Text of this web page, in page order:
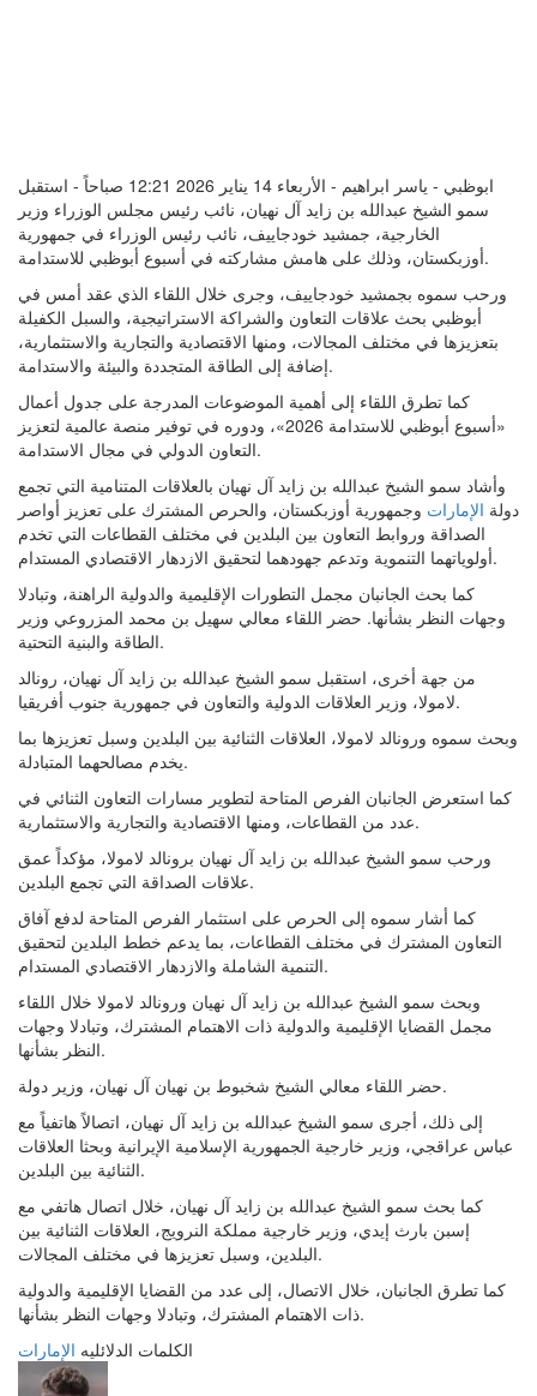
ابوظبي - ياسر ابراهيم - الأربعاء 14 يناير 2026 12:21 صباحاً - استقبل
سمو الشيخ عبدالله بن زايد آل نهيان، نائب رئيس مجلس الوزراء وزير
الخارجية، جمشيد خودجاييف، نائب رئيس الوزراء في جمهورية
أوزبكستان، وذلك على هامش مشاركته في أسبوع أبوظبي للاستدامة.
ورحب سموه بجمشيد خودجاييف، وجرى خلال اللقاء الذي عقد أمس في
أبوظبي بحث علاقات التعاون والشراكة الاستراتيجية، والسبل الكفيلة
بتعزيزها في مختلف المجالات، ومنها الاقتصادية والتجارية والاستثمارية،
إضافة إلى الطاقة المتجددة والبيئة والاستدامة.
كما تطرق اللقاء إلى أهمية الموضوعات المدرجة على جدول أعمال
«أسبوع أبوظبي للاستدامة 2026»، ودوره في توفير منصة عالمية لتعزيز
التعاون الدولي في مجال الاستدامة.
وأشاد سمو الشيخ عبدالله بن زايد آل نهيان بالعلاقات المتنامية التي تجمع
دولة الإمارات وجمهورية أوزبكستان، والحرص المشترك على تعزيز أواصر
الصداقة وروابط التعاون بين البلدين في مختلف القطاعات التي تخدم
أولوياتهما التنموية وتدعم جهودهما لتحقيق الازدهار الاقتصادي المستدام.
كما بحث الجانبان مجمل التطورات الإقليمية والدولية الراهنة، وتبادلا
وجهات النظر بشأنها. حضر اللقاء معالي سهيل بن محمد المزروعي وزير
الطاقة والبنية التحتية.
من جهة أخرى، استقبل سمو الشيخ عبدالله بن زايد آل نهيان، رونالد
لامولا، وزير العلاقات الدولية والتعاون في جمهورية جنوب أفريقيا.
وبحث سموه ورونالد لامولا، العلاقات الثنائية بين البلدين وسبل تعزيزها بما
يخدم مصالحهما المتبادلة.
كما استعرض الجانبان الفرص المتاحة لتطوير مسارات التعاون الثنائي في
عدد من القطاعات، ومنها الاقتصادية والتجارية والاستثمارية.
ورحب سمو الشيخ عبدالله بن زايد آل نهيان برونالد لامولا، مؤكداً عمق
علاقات الصداقة التي تجمع البلدين.
كما أشار سموه إلى الحرص على استثمار الفرص المتاحة لدفع آفاق
التعاون المشترك في مختلف القطاعات، بما يدعم خطط البلدين لتحقيق
التنمية الشاملة والازدهار الاقتصادي المستدام.
وبحث سمو الشيخ عبدالله بن زايد آل نهيان ورونالد لامولا خلال اللقاء
مجمل القضايا الإقليمية والدولية ذات الاهتمام المشترك، وتبادلا وجهات
النظر بشأنها.
حضر اللقاء معالي الشيخ شخبوط بن نهيان آل نهيان، وزير دولة.
إلى ذلك، أجرى سمو الشيخ عبدالله بن زايد آل نهيان، اتصالاً هاتفياً مع
عباس عراقجي، وزير خارجية الجمهورية الإسلامية الإيرانية وبحثا العلاقات
الثنائية بين البلدين.
كما بحث سمو الشيخ عبدالله بن زايد آل نهيان، خلال اتصال هاتفي مع
إسبن بارث إيدي، وزير خارجية مملكة النرويج، العلاقات الثنائية بين
البلدين، وسبل تعزيزها في مختلف المجالات.
كما تطرق الجانبان، خلال الاتصال، إلى عدد من القضايا الإقليمية والدولية
ذات الاهتمام المشترك، وتبادلا وجهات النظر بشأنها.
الكلمات الدلائليه الإمارات